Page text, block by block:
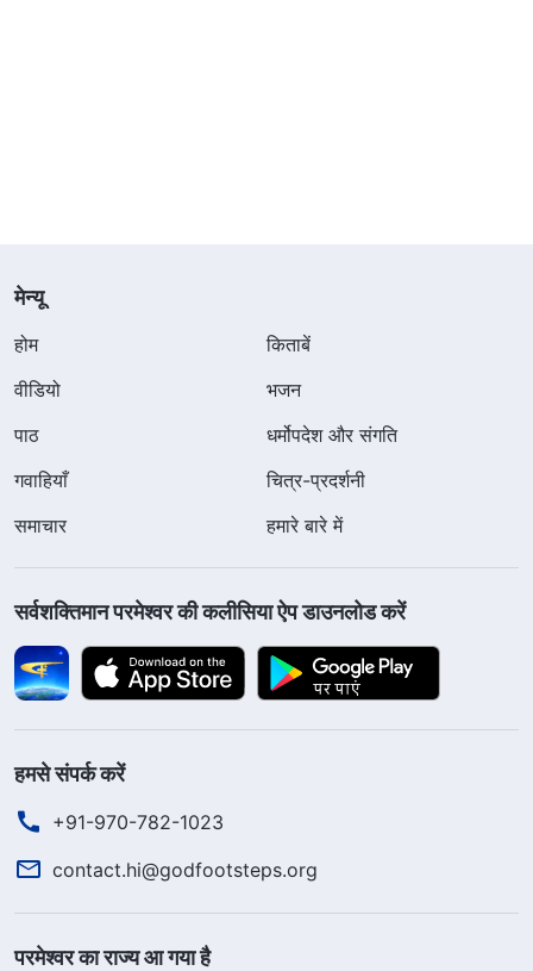
मेन्यू
होम
किताबें
वीडियो
भजन
पाठ
धर्मोपदेश और संगति
गवाहियाँ
चित्र-प्रदर्शनी
समाचार
हमारे बारे में
सर्वशक्तिमान परमेश्वर की कलीसिया ऐप डाउनलोड करें
हमसे संपर्क करें
+91-970-782-1023
contact.hi@godfootsteps.org
परमेश्वर का राज्य आ गया है